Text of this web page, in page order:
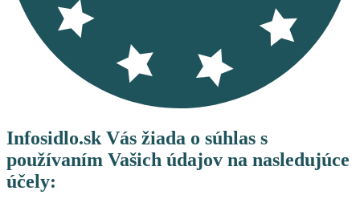
Infosidlo.sk Vás žiada o súhlas s
používaním Vašich údajov na nasledujúce
účely: